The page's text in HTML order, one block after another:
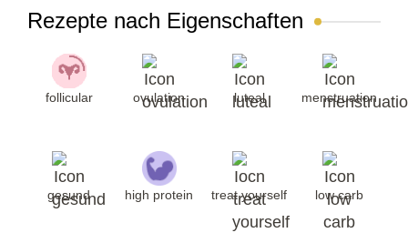
Rezepte nach Eigenschaften
follicular ovulation luteal menstruation
gesund high protein treat yourself low carb